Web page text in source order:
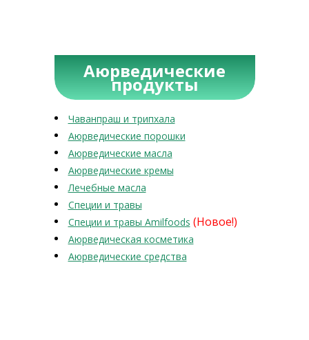
Аюрведические
продукты
Чаванпраш и трипхала
Аюрведические порошки
Аюрведические масла
Аюрведические кремы
Лечебные масла
Специи и травы
Специи и травы Amilfoods (Новое!)
Аюрведическая косметика
Аюрведические средства